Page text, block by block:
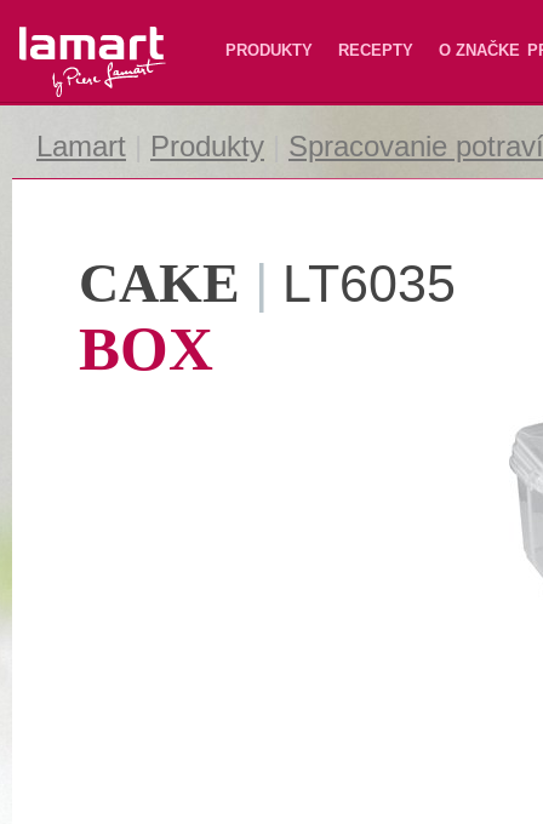
Lamart PRODUKTY RECEPTY O ZNAČKE
Lamart Produkty Spracovanie
CAKE | LT6035
BOX